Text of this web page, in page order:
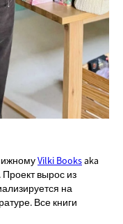
Vilki Booksaka
Проект вырос из
на
Все книги